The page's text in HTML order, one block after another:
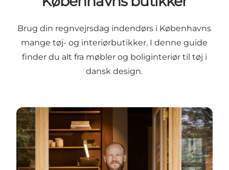
Brug din regnvejrsdag indendørs i Københavns
mange tøj- og interiørbutikker. I denne guide
finder du alt fra møbler og boliginteriør til tøj i
dansk design.
Shop dig gennem København